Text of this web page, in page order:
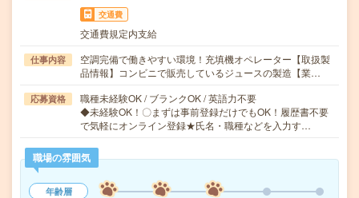
交通費
交通費規定内支給
仕事内容
空調完備で働きやすい環境！充填機オペレーター【取扱製
品情報】コンビニで販売しているジュースの製造【業…
応募資格
職種未経験OK / ブランクOK / 英語力不要
◆未経験OK！〇まずは事前登録だけでもOK！履歴書不要
で気軽にオンライン登録★氏名・職種などを入力す…
職場の雰囲気
年齢層